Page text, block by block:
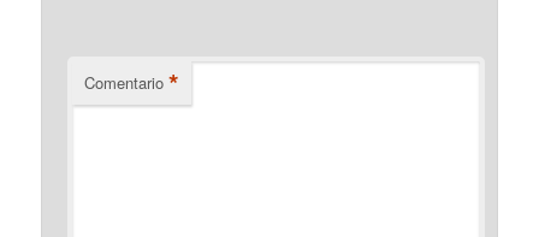
Comentario *